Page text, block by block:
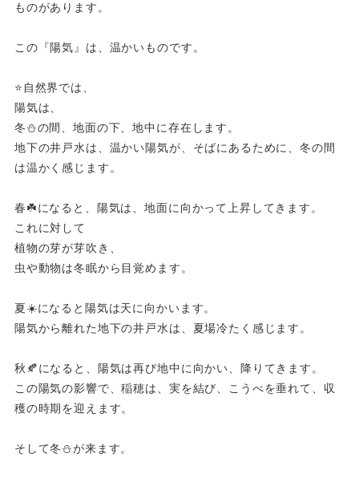
ものがあります。
この『陽気』は、温かいものです。
⭐️自然界では、
陽気は、
冬⛄️の間、地面の下、地中に存在します。
地下の井戸水は、温かい陽気が、そばにあるために、冬の間
は温かく感じます。
春☘️になると、陽気は、地面に向かって上昇してきます。
これに対して
植物の芽が芽吹き、
虫や動物は冬眠から目覚めます。
夏☀️になると陽気は天に向かいます。
陽気から離れた地下の井戸水は、夏場冷たく感じます。
秋🍂になると、陽気は再び地中に向かい、降りてきます。
この陽気の影響で、稲穂は、実を結び、こうべを垂れて、収
穫の時期を迎えます。
そして冬⛄️が来ます。